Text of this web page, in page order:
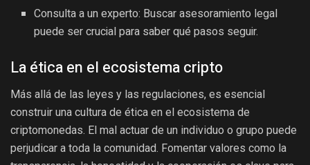
Consulta a un experto: Buscar asesoramiento legal
puede ser crucial para saber qué pasos seguir.
La ética en el ecosistema cripto
Más allá de las leyes y las regulaciones, es esencial
construir una cultura de ética en el ecosistema de
criptomonedas. El mal actuar de un individuo o grupo puede
perjudicar a toda la comunidad. Fomentar valores como la